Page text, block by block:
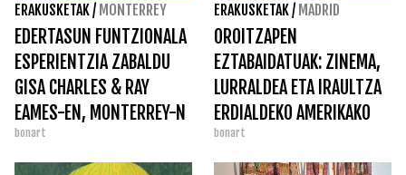
ERAKUSKETAK/ MONTERREY
EDERTASUN FUNTZIONALA
ESPERIENTZIA ZABALDU
GISA CHARLES & RAY
EAMES-EN, MONTERREY-N
bonart
ERAKUSKETAK/ MADRID
OROITZAPEN
EZTABAIDATUAK: ZINEMA,
LURRALDEA ETA IRAULTZA
ERDIALDEKO AMERIKAKO
bonart